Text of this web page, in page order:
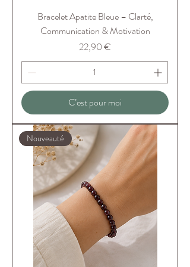
Bracelet Apatite Bleue – Clarté,
Communication & Motivation
Prix
22,90 €
C’est pour moi
Nouveauté